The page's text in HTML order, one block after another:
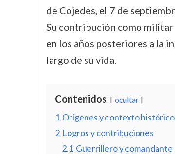
de Cojedes, el 7 de
Su contribución como militar
en los años posteriores a la
largo de su vida.
Contenidos ocultar
1 Orígenes y contexto histórico
2 Logros y contribuciones
2.1 Guerrillero y